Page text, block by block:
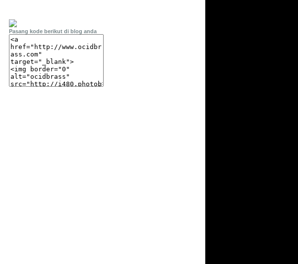
Pasang kode berikut di blog anda